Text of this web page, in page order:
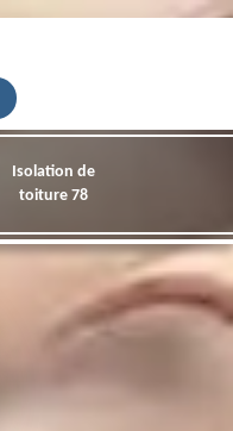
Isolation de
toiture 78